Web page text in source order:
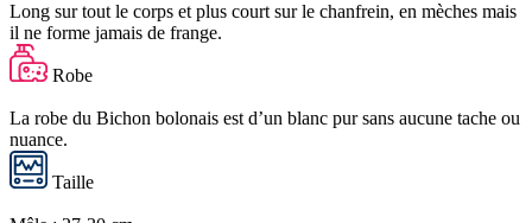
Long sur tout le corps et plus court sur le chanfrein, en mèches mais
il ne forme jamais de frange.
Robe
La robe du Bichon bolonais est d’un blanc pur sans aucune tache ou
nuance.
Taille